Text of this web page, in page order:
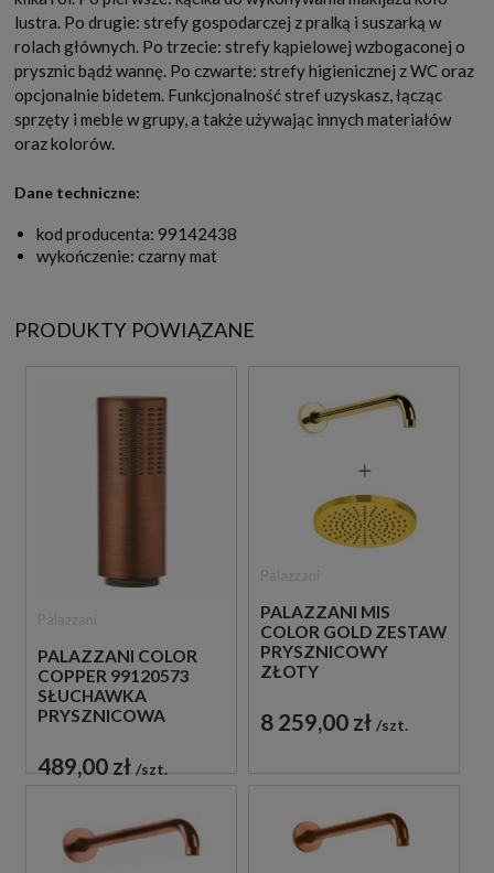
lustra. Po drugie: strefy gospodarczej z pralką i suszarką w
rolach głównych. Po trzecie: strefy kąpielowej wzbogaconej o
prysznic bądź wannę. Po czwarte: strefy higienicznej z WC oraz
opcjonalnie bidetem. Funkcjonalność stref uzyskasz, łącząc
sprzęty i meble w grupy, a także używając innych materiałów
oraz kolorów.
Dane techniczne:
kod producenta: 99142438
wykończenie: czarny mat
PRODUKTY POWIĄZANE
PALAZZANI COLOR
COPPER 99120573
SŁUCHAWKA
PRYSZNICOWA
489,00 zł szt.
PALAZZANI MIS
COLOR GOLD ZESTAW
PRYSZNICOWY
ZŁOTY
8 259,00 zł szt.